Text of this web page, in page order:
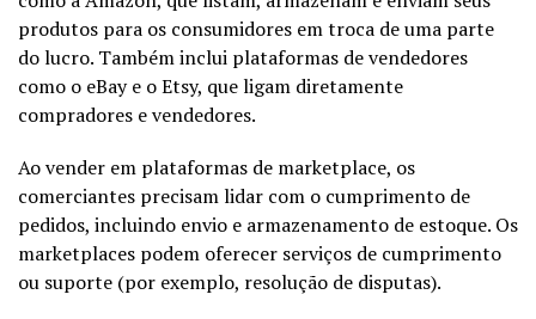
produtos para os consumidores em troca de uma parte
do lucro. Também inclui plataformas de vendedores
como o eBay e o Etsy, que ligam diretamente
compradores e vendedores.
Ao vender em plataformas de marketplace, os
comerciantes precisam lidar com o cumprimento de
pedidos, incluindo envio e armazenamento de estoque. Os
marketplaces podem oferecer serviços de cumprimento
ou suporte (por exemplo, resolução de disputas).